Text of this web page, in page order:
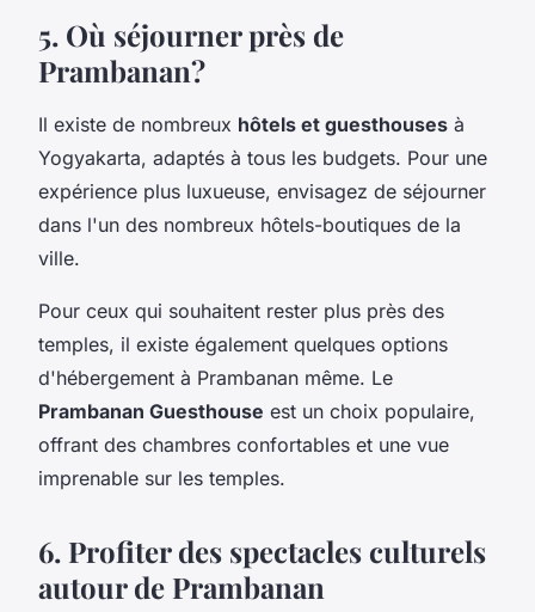
5. Où séjourner près de
Prambanan?
Il existe de nombreux hôtels et guesthouses à
Yogyakarta, adaptés à tous les budgets. Pour une
expérience plus luxueuse, envisagez de séjourner
dans l'un des nombreux hôtels-boutiques de la
ville.
Pour ceux qui souhaitent rester plus près des
temples, il existe également quelques options
d'hébergement à Prambanan même. Le
Prambanan Guesthouse est un choix populaire,
offrant des chambres confortables et une vue
imprenable sur les temples.
6. Profiter des spectacles culturels
autour de Prambanan